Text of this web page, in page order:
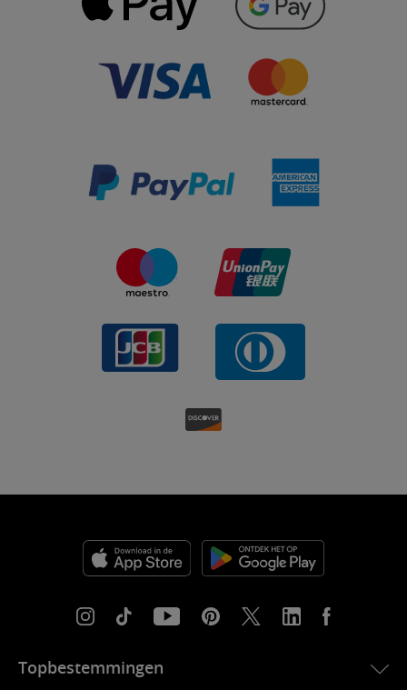
Topbestemmingen